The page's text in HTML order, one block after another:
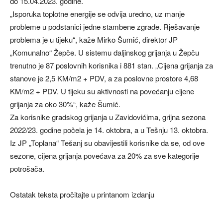
„Isporuka toplotne energije se odvija uredno, uz manje
probleme u podstanici jedne stambene zgrade. Rješavanje
problema je u tijeku“, kaže Mirko Šumić, direktor JP
„Komunalno“ Žepče. U sistemu daljinskog grijanja u Žepču
trenutno je 87 poslovnih korisnika i 881 stan. „Cijena grijanja za
stanove je 2,5 KM/m2 + PDV, a za poslovne prostore 4,68
KM/m2 + PDV. U tijeku su aktivnosti na povećanju cijene
grijanja za oko 30%“, kaže Šumić.
Za korisnike gradskog grijanja u Zavidovićima, grijna sezona
2022/23. godine počela je 14. oktobra, a u Tešnju 13. oktobra.
Iz JP „Toplana“ Tešanj su obavijestili korisnike da se, od ove
sezone, cijena grijanja povećava za 20% za sve kategorije
potrošača.
Ostatak teksta pročitajte u printanom izdanju